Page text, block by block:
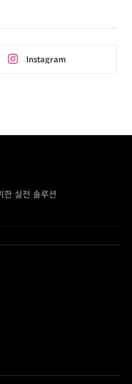
Instagram
한 실전 솔루션